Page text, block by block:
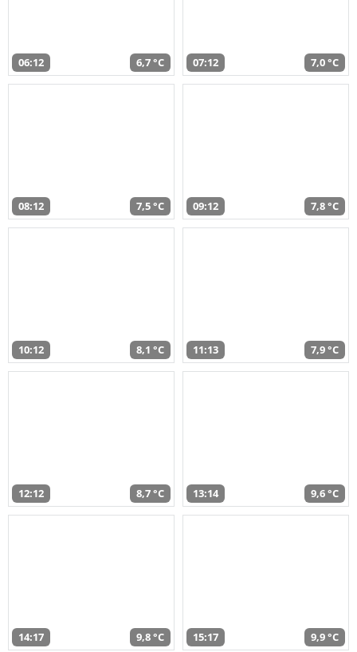
06:12 6,7 °C 07:12 7,0 °C
08:12 7,5 °C 09:12 7,8 °C
10:12 8,1 °C 11:13 7,9 °C
12:12 8,7 °C 13:14 9,6 °C
14:17 9,8 °C 15:17 9,9 °C